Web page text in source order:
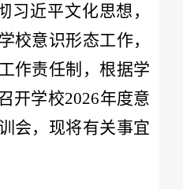
习近平文化思想，
校意识形态工作，
作责任制，根据学
开学校2026年度意
会，现将有关事宜